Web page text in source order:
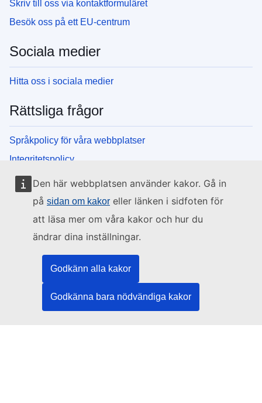
Den här webbplatsen använder kakor. Gå in
på sidan om kakor eller länken i sidfoten för
att läsa mer om våra kakor och hur du
ändrar dina inställningar.
Godkänn alla kakor
Godkänna bara nödvändiga kakor
Skriv till oss via kontaktformuläret
Besök oss på ett EU-centrum
Sociala medier
Hitta oss i sociala medier
Rättsliga frågor
Språkpolicy för våra webbplatser
Integritetspolicy
Rättsligt meddelande
Kakor (cookies)
EU:s institutioner och organ
Hitta alla EU-institutioner och EU-organ